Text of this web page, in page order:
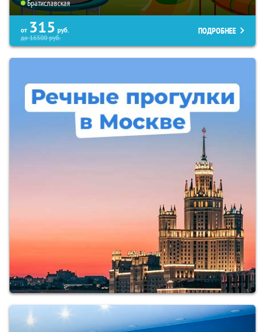
Братиславская
от 315 руб.
до16500руб.
ПОДРОБНЕЕ